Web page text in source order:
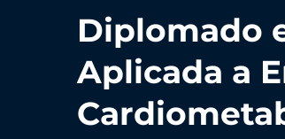
Diplomado
Aplicada a